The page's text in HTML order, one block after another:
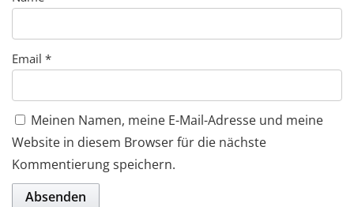
Email *
Meinen Namen, meine E-Mail-Adresse und meine
Website in diesem Browser für die nächste
Kommentierung speichern.